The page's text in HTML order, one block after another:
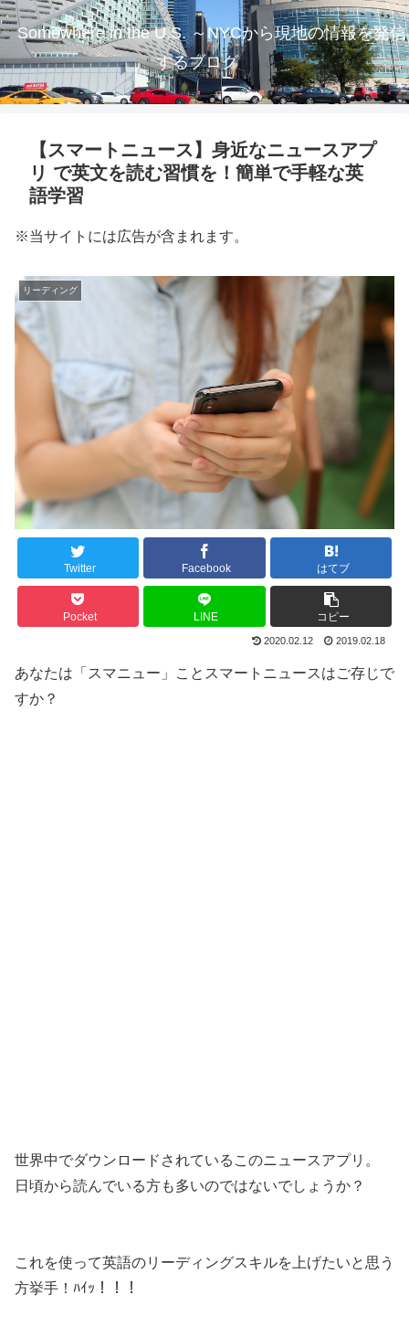
Somewhere in the U.S. ～NYCから現地の情報を発信
するブログ
【スマートニュース】身近なニュースアプ
リ で英文を読む習慣を！簡単で手軽な英
語学習
※当サイトには広告が含まれます。
リーディング
Twitter Facebook はてブ
Pocket LINE コピー
2020.02.12 2019.02.18
あなたは 「スマニュー」ことスマートニュースはご存じで
すか？
世界中でダウンロードされているこのニュースアプリ。
日頃から読んでいる方も多いのではないでしょうか？
これを使って英語のリーディングスキルを上げたいと思う
方挙手！ ﾊｲｯ！！！